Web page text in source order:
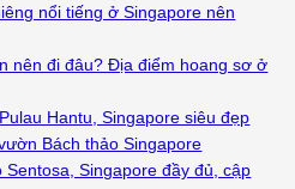
nổi tiếng ở Singapore nên
nên đi đâu? Địa điểm hoang sơ ở
Hantu, Singapore siêu đẹp
Bách thảo Singapore
Sentosa, Singapore đầy đủ, cập